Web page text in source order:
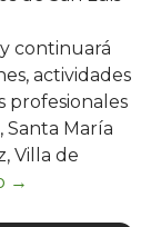
continuará
actividades
profesionales
Santa María
Villa de